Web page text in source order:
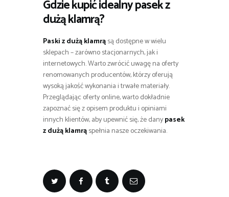
Gdzie kupić idealny pasek z
dużą klamrą?
Paski z dużą klamrąsą dostępne w wielu
sklepach – zarówno stacjonarnych, jak i
internetowych. Warto zwrócić uwagę na oferty
renomowanych producentów, którzy oferują
wysoką jakość wykonania i trwałe materiały.
Przeglądając oferty online, warto dokładnie
zapoznać się z opisem produktu i opiniami
innych klientów, aby upewnić się, że danypasek
z dużą klamrąspełnia nasze oczekiwania.